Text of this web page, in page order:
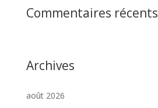
Commentaires récents
Archives
août 2026